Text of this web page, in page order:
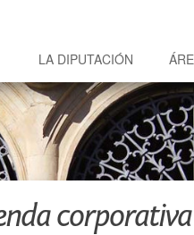
LA DIPUTACIÓN
corporativa